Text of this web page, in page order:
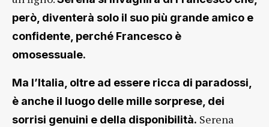
però, diventerà solo il suo più grande amico e
confidente, perché Francesco è
omosessuale.
Ma l’Italia, oltre ad essere ricca di paradossi,
è anche il luogo delle mille sorprese, dei
sorrisi genuini e della disponibilità. Serena